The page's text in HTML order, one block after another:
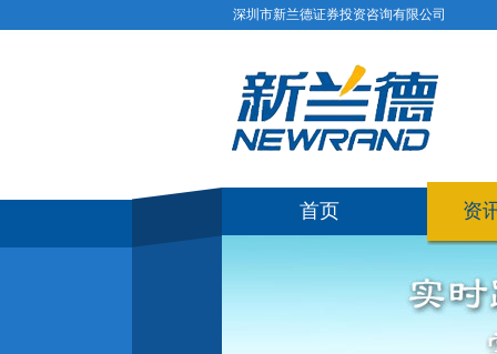
深圳市新兰德证券投资咨询有限公司
首页 资